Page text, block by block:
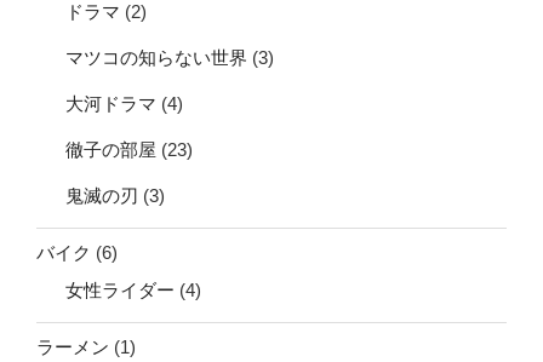
ドラマ (2)
マツコの知らない世界 (3)
大河ドラマ (4)
徹子の部屋 (23)
鬼滅の刃 (3)
バイク (6)
女性ライダー (4)
ラーメン (1)